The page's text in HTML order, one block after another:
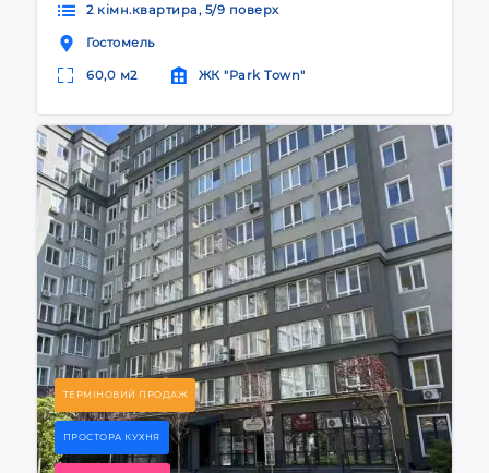
2 кімн.квартира, 5/9 поверх
Гостомель
60,0 м2 ЖК "Park Town"
ТЕРМІНОВИЙ ПРОДАЖ
ПРОСТОРА КУХНЯ